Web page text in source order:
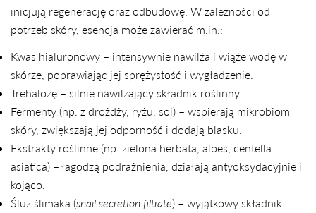
inicjują regenerację oraz odbudowę. W zależności od
potrzeb skóry, esencja może zawierać m.in.:
Kwas hialuronowy – intensywnie nawilża i wiąże wodę w
skórze, poprawiając jej sprężystość i wygładzenie.
Trehalozę – silnie nawilżający składnik roślinny
Fermenty (np. z drożdży, ryżu, soi) – wspierają mikrobiom
skóry, zwiększają jej odporność i dodają blasku.
Ekstrakty roślinne (np. zielona herbata, aloes, centella
asiatica) – łagodzą podrażnienia, działają antyoksydacyjnie i
kojąco.
Śluz ślimaka (snail secretion filtrate) – wyjątkowy składnik